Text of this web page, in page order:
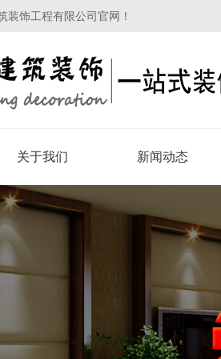
装饰工程有限公司官网！
关于我们 新闻动态